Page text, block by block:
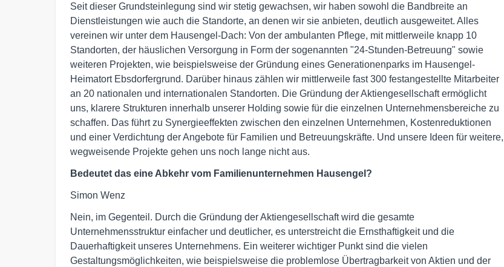
Seit dieser Grundsteinlegung sind wir stetig gewachsen, wir haben sowohl die Bandbreite an
Dienstleistungen wie auch die Standorte, an denen wir sie anbieten, deutlich ausgeweitet. Alles
vereinen wir unter dem Hausengel-Dach: Von der ambulanten Pflege, mit mittlerweile knapp 10
Standorten, der häuslichen Versorgung in Form der sogenannten "24-Stunden-Betreuung" sowie
weiteren Projekten, wie beispielsweise der Gründung eines Generationenparks im Hausengel-
Heimatort Ebsdorfergrund. Darüber hinaus zählen wir mittlerweile fast 300 festangestellte Mitarbeiter
an 20 nationalen und internationalen Standorten. Die Gründung der Aktiengesellschaft ermöglicht
uns, klarere Strukturen innerhalb unserer Holding sowie für die einzelnen Unternehmensbereiche zu
schaffen. Das führt zu Synergieeffekten zwischen den einzelnen Unternehmen, Kostenreduktionen
und einer Verdichtung der Angebote für Familien und Betreuungskräfte. Und unsere Ideen für weitere,
wegweisende Projekte gehen uns noch lange nicht aus.
Bedeutet das eine Abkehr vom Familienunternehmen Hausengel?
Simon Wenz
Nein, im Gegenteil. Durch die Gründung der Aktiengesellschaft wird die gesamte
Unternehmensstruktur einfacher und deutlicher, es unterstreicht die Ernsthaftigkeit und die
Dauerhaftigkeit unseres Unternehmens. Ein weiterer wichtiger Punkt sind die vielen
Gestaltungsmöglichkeiten, wie beispielsweise die problemlose Übertragbarkeit von Aktien und der